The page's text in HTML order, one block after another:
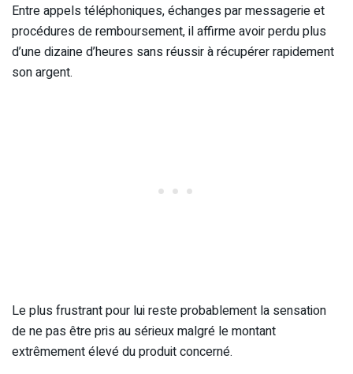
Entre appels téléphoniques, échanges par messagerie et
procédures de remboursement, il affirme avoir perdu plus
d’une dizaine d’heures sans réussir à récupérer rapidement
son argent.
Le plus frustrant pour lui reste probablement la sensation
de ne pas être pris au sérieux malgré le montant
extrêmement élevé du produit concerné.